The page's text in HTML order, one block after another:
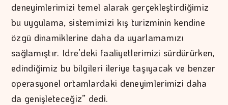
deneyimlerimizi temel alarak gerçekleştirdiğimiz
bu uygulama, sistemimizi kış turizminin kendine
özgü dinamiklerine daha da uyarlamamızı
sağlamıştır. Idre’deki faaliyetlerimizi sürdürürken,
edindiğimiz bu bilgileri ileriye taşıyacak ve benzer
operasyonel ortamlardaki deneyimlerimizi daha
da genişleteceğiz” dedi.